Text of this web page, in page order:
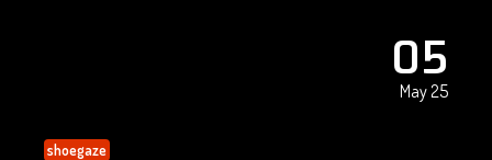
05
May 25
shoegaze